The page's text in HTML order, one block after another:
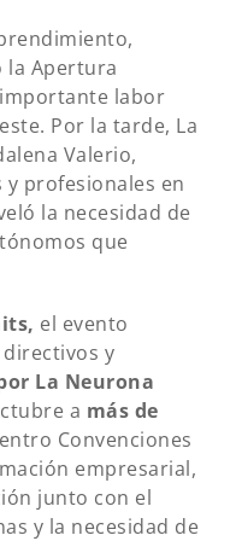
la Apertura
labor
Por la tarde, La
Valerio,
profesionales en
la necesidad de
que
el evento
y
La Neurona
a más de
Convenciones
empresarial,
junto con el
y la necesidad de